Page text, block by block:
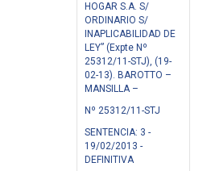
HOGAR S.A. S/
ORDINARIO S/
INAPLICABILIDAD DE
LEY” (Expte Nº
25312/11-STJ), (19-
02-13). BAROTTO –
MANSILLA –
Nº 25312/11-STJ
SENTENCIA: 3 -
19/02/2013 -
DEFINITIVA